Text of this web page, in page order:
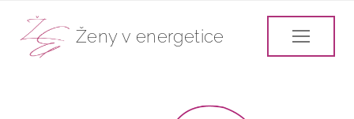
Ženy v energetice